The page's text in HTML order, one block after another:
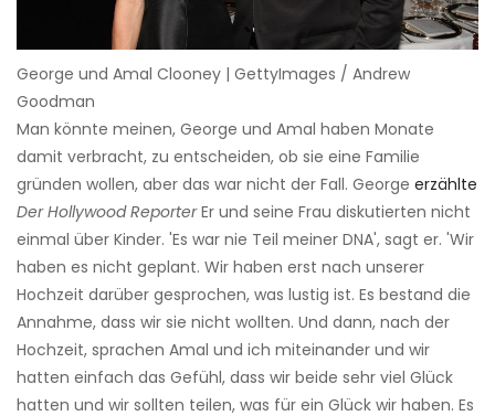
George und Amal Clooney | GettyImages / Andrew
Goodman
Man könnte meinen, George und Amal haben Monate
damit verbracht, zu entscheiden, ob sie eine Familie
gründen wollen, aber das war nicht der Fall. George erzählte
Der Hollywood ReporterEr und seine Frau diskutierten nicht
einmal über Kinder. 'Es war nie Teil meiner DNA', sagt er. 'Wir
haben es nicht geplant. Wir haben erst nach unserer
Hochzeit darüber gesprochen, was lustig ist. Es bestand die
Annahme, dass wir sie nicht wollten. Und dann, nach der
Hochzeit, sprachen Amal und ich miteinander und wir
hatten einfach das Gefühl, dass wir beide sehr viel Glück
hatten und wir sollten teilen, was für ein Glück wir haben. Es